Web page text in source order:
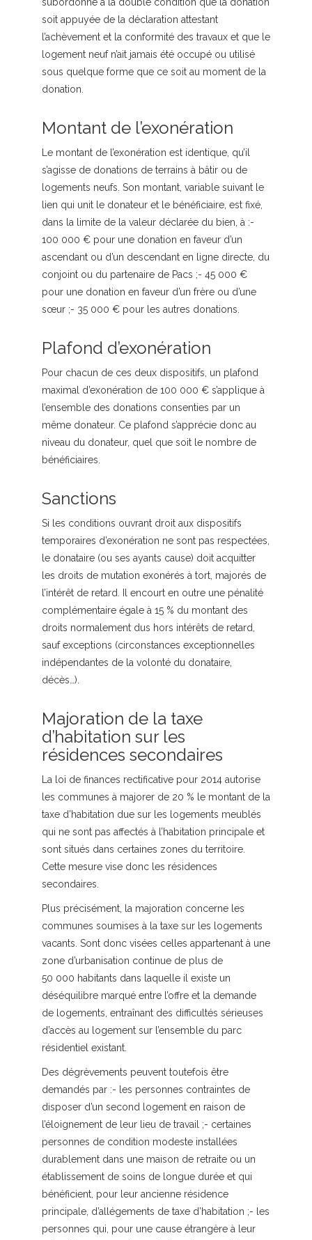
soit appuyée de la déclaration attestant
l’achèvement et la conformité des travaux et que le
logement neuf n’ait jamais été occupé ou utilisé
sous quelque forme que ce soit au moment de la
donation.
Montant de l’exonération
Le montant de l’exonération est identique, qu’il
s’agisse de donations de terrains à bâtir ou de
logements neufs. Son montant, variable suivant le
lien qui unit le donateur et le bénéficiaire, est fixé,
dans la limite de la valeur déclarée du bien, à :-
100 000 € pour une donation en faveur d’un
ascendant ou d’un descendant en ligne directe, du
conjoint ou du partenaire de Pacs ;- 45 000 €
pour une donation en faveur d’un frère ou d’une
sœur ;- 35 000 € pour les autres donations.
Plafond d’exonération
Pour chacun de ces deux dispositifs, un plafond
maximal d’exonération de 100 000 € s’applique à
l’ensemble des donations consenties par un
même donateur. Ce plafond s’apprécie donc au
niveau du donateur, quel que soit le nombre de
bénéficiaires.
Sanctions
Si les conditions ouvrant droit aux dispositifs
temporaires d’exonération ne sont pas respectées,
le donataire (ou ses ayants cause) doit acquitter
les droits de mutation exonérés à tort, majorés de
l’intérêt de retard. Il encourt en outre une pénalité
complémentaire égale à 15 % du montant des
droits normalement dus hors intérêts de retard,
sauf exceptions (circonstances exceptionnelles
indépendantes de la volonté du donataire,
décès…).
Majoration de la taxe
d’habitation sur les
résidences secondaires
La loi de finances rectificative pour 2014 autorise
les communes à majorer de 20 % le montant de la
taxe d’habitation due sur les logements meublés
qui ne sont pas affectés à l’habitation principale et
sont situés dans certaines zones du territoire.
Cette mesure vise donc les résidences
secondaires.
Plus précisément, la majoration concerne les
communes soumises à la taxe sur les logements
vacants. Sont donc visées celles appartenant à une
zone d’urbanisation continue de plus de
50 000 habitants dans laquelle il existe un
déséquilibre marqué entre l’offre et la demande
de logements, entraînant des difficultés sérieuses
d’accès au logement sur l’ensemble du parc
résidentiel existant.
Des dégrèvements peuvent toutefois être
demandés par :- les personnes contraintes de
disposer d’un second logement en raison de
l’éloignement de leur lieu de travail ;- certaines
personnes de condition modeste installées
durablement dans une maison de retraite ou un
établissement de soins de longue durée et qui
bénéficient, pour leur ancienne résidence
principale, d’allégements de taxe d’habitation ;- les
personnes qui, pour une cause étrangère à leur